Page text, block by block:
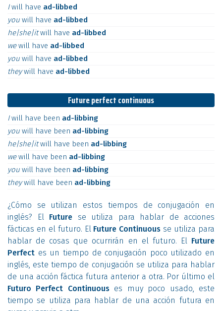
Iwill have ad-libbed
you will have ad-libbed
he|she|itwill have ad-libbed
wewill have ad-libbed
you will have ad-libbed
theywill have ad-libbed
Future perfect continuous
Iwill have been ad-libbing
you will have been ad-libbing
he|she|itwill have been ad-libbing
wewill have been ad-libbing
you will have been ad-libbing
theywill have been ad-libbing
¿Cómo se utilizan estos tiempos de conjugación en
inglés? El Future se utiliza para hablar de acciones
fácticas en el futuro. El Future Continuous se utiliza para
hablar de cosas que ocurrirán en el futuro. El Future
Perfect es un tiempo de conjugación poco utilizado en
inglés, este tiempo de conjugación se utiliza para hablar
de una acción fáctica futura anterior a otra. Por último el
Futuro Perfect Continuouses muy poco usado, este
tiempo se utiliza para hablar de una acción futura en